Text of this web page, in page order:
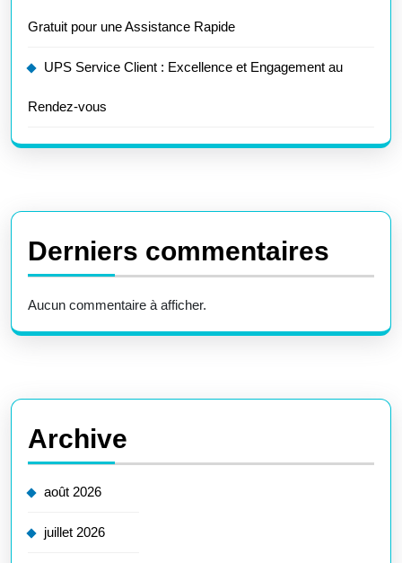
Gratuit pour une Assistance Rapide
UPS Service Client : Excellence et Engagement au
Rendez-vous
Derniers commentaires
Aucun commentaire à afficher.
Archive
août 2026
juillet 2026